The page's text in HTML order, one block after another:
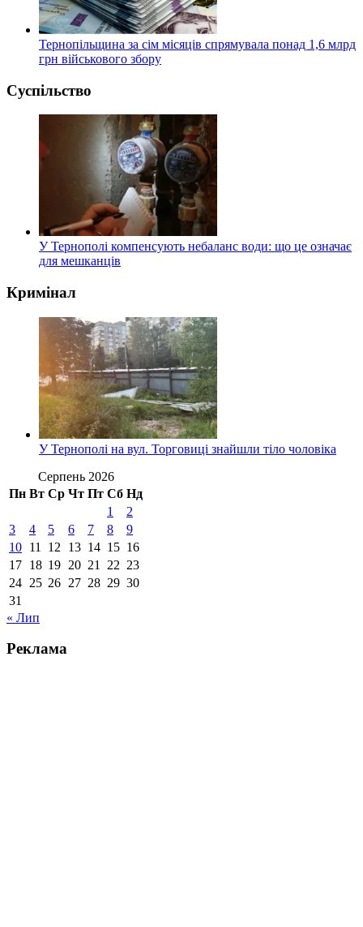
Тернопільщина за сім місяців спрямувала понад 1,6 млрд
грн військового збору
Суспільство
У Тернополі компенсують небаланс води: що це означає
для мешканців
Кримінал
У Тернополі на вул. Торговиці знайшли тіло чоловіка
Серпень 2026
Пн Вт Ср Чт Пт Сб Нд
1
2
3
4 5 6 7 8
9
10 11 12 13 14 15 16
17 18 19 20 21 22 23
24 25 26 27 28 29 30
31
« Лип
Реклама